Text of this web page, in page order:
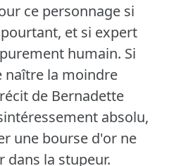
ce personnage si
et si expert
humain. Si
naître la moindre
de Bernadette
absolu,
une bourse d'or ne
dans la stupeur.